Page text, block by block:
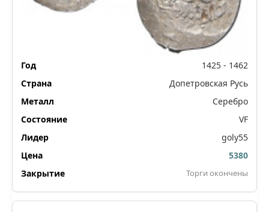
1425 - 1462
Допетровская Русь
Серебро
VF
goly55
5380
Торги окончены